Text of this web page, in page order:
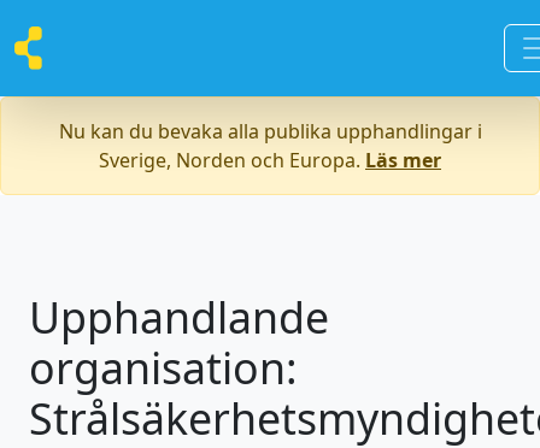
Nu kan du bevaka alla publika upphandlingar i
Sverige, Norden och Europa. Läs mer
Upphandlande
organisation: